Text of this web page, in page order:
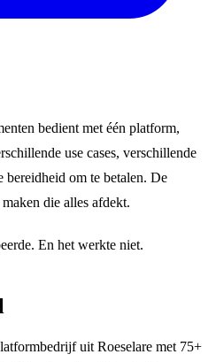
bedient met één platform,
use cases, verschillende
bereidheid om te betalen. De
die alles afdekt.
En het werkte niet.
uit Roeselare met 75+